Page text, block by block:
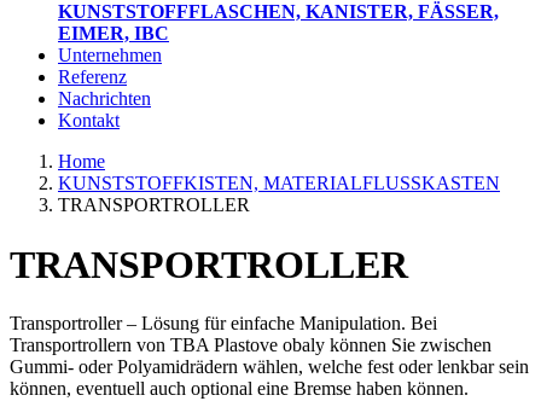
KUNSTSTOFFFLASCHEN, KANISTER, FÄSSER,
EIMER, IBC
Unternehmen
Referenz
Nachrichten
Kontakt
Home
KUNSTSTOFFKISTEN, MATERIALFLUSSKASTEN
TRANSPORTROLLER
TRANSPORTROLLER
Transportroller – Lösung für einfache Manipulation. Bei
Transportrollern von TBA Plastove obaly können Sie zwischen
Gummi- oder Polyamidrädern wählen, welche fest oder lenkbar sein
können, eventuell auch optional eine Bremse haben können.